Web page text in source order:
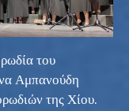
του
Αμπανούδη
της Χίου.